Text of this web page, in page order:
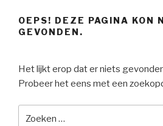
OEPS! DEZE PAGINA KON
GEVONDEN.
Het lijkt erop dat er niets
Probeer het eens met een